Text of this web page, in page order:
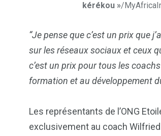
kérékou »/
“Je pense que c’est un prix que
sur les réseaux sociaux et ceux
c’est un prix pour tous les
formation et au développement
Les représentants de l’ONG
exclusivement au coach Wilfried